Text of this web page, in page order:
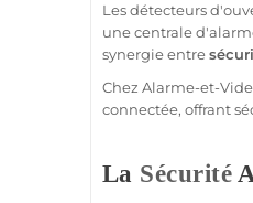
Les détecteurs
unecentrale
synergie entre
Chez Alarme-et-
connectée, offrant
La Sécurité